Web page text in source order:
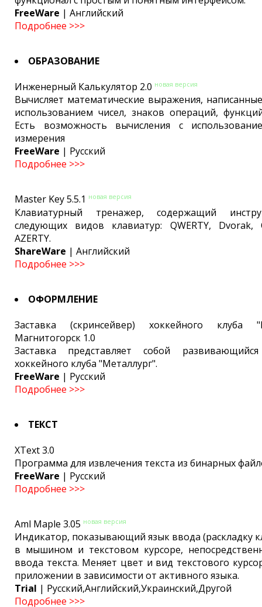
FreeWare | Английский
Подробнее >>>
ОБРАЗОВАНИЕ
Инженерный Калькулятор 2.0 новая версия
Вычисляет математические выражения,
использованием чисел, знаков операций,
Есть возможность вычисления с
измерения
FreeWare | Русский
Подробнее >>>
Master Key 5.5.1 новая версия
Клавиатурный тренажер, содержащий
следующих видов клавиатур: QWERTY, Dvorak,
AZERTY.
ShareWare | Английский
Подробнее >>>
ОФОРМЛЕНИЕ
Заставка (скринсейвер) хоккейного клуба
Магнитогорск 1.0
Заставка представляет собой
хоккейного клуба "Металлург".
FreeWare | Русский
Подробнее >>>
ТЕКСТ
XText 3.0
Программа для извлечения текста из бинарных
FreeWare | Русский
Подробнее >>>
Aml Maple 3.05 новая версия
Индикатор, показывающий язык ввода (раскладку
в мышином и текстовом курсоре,
ввода текста. Меняет цвет и вид текстового
приложении в зависимости от активного языка.
Trial | Русский,Английский,Украинский,Другой
Подробнее >>>